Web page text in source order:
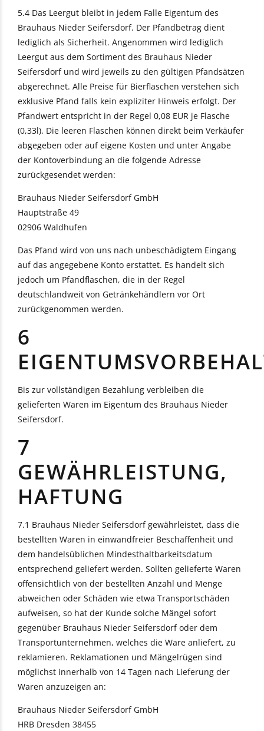
5.4 Das Leergut bleibt in jedem Falle Eigentum des
Brauhaus Nieder Seifersdorf. Der Pfandbetrag dient
lediglich als Sicherheit. Angenommen wird lediglich
Leergut aus dem Sortiment des Brauhaus Nieder
Seifersdorf und wird jeweils zu den gültigen Pfandsätzen
abgerechnet. Alle Preise für Bierflaschen verstehen sich
exklusive Pfand falls kein expliziter Hinweis erfolgt. Der
Pfandwert entspricht in der Regel 0,08 EUR je Flasche
(0,33l). Die leeren Flaschen können direkt beim Verkäufer
abgegeben oder auf eigene Kosten und unter Angabe
der Kontoverbindung an die folgende Adresse
zurückgesendet werden:
Brauhaus Nieder Seifersdorf GmbH
Hauptstraße 49
02906 Waldhufen
Das Pfand wird von uns nach unbeschädigtem Eingang
auf das angegebene Konto erstattet. Es handelt sich
jedoch um Pfandflaschen, die in der Regel
deutschlandweit von Getränkehändlern vor Ort
zurückgenommen werden.
6
Bis zur vollständigen Bezahlung verbleiben die
gelieferten Waren im Eigentum des Brauhaus Nieder
Seifersdorf.
7
GEWÄHRLEISTUNG,
HAFTUNG
7.1 Brauhaus Nieder Seifersdorf gewährleistet, dass die
bestellten Waren in einwandfreier Beschaffenheit und
dem handelsüblichen Mindesthaltbarkeitsdatum
entsprechend geliefert werden. Sollten gelieferte Waren
offensichtlich von der bestellten Anzahl und Menge
abweichen oder Schäden wie etwa Transportschäden
aufweisen, so hat der Kunde solche Mängel sofort
gegenüber Brauhaus Nieder Seifersdorf oder dem
Transportunternehmen, welches die Ware anliefert, zu
reklamieren. Reklamationen und Mängelrügen sind
möglichst innerhalb von 14 Tagen nach Lieferung der
Waren anzuzeigen an:
Brauhaus Nieder Seifersdorf GmbH
HRB Dresden 38455